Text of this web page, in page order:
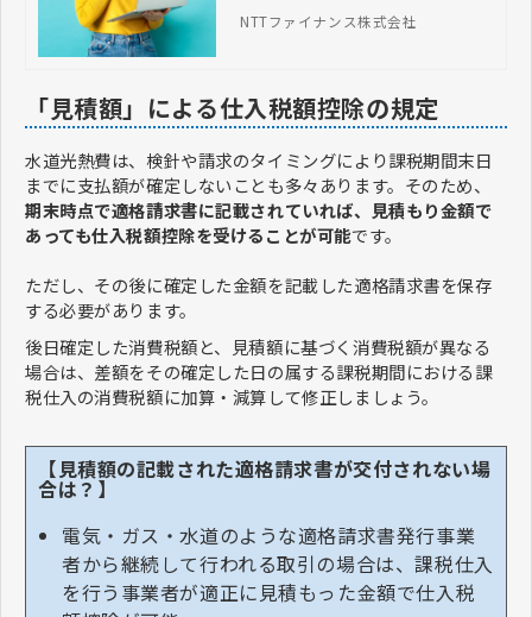
度の関係などを解説します。
NTTファイナンス株式会社
「見積額」による仕入税額控除の規定
水道光熱費は、検針や請求のタイミングにより課税期間末日
までに支払額が確定しないことも多々あります。そのため、
期末時点で適格請求書に記載されていれば、見積もり金額で
あっても仕入税額控除を受けることが可能です。
ただし、その後に確定した金額を記載した適格請求書を保存
する必要があります。
後日確定した消費税額と、見積額に基づく消費税額が異なる
場合は、差額をその確定した日の属する課税期間における課
税仕入の消費税額に加算・減算して修正しましょう。
【見積額の記載された適格請求書が交付されない場
合は？】
電気・ガス・水道のような適格請求書発行事業
者から継続して行われる取引の場合は、課税仕入
を行う事業者が適正に見積もった金額で仕入税